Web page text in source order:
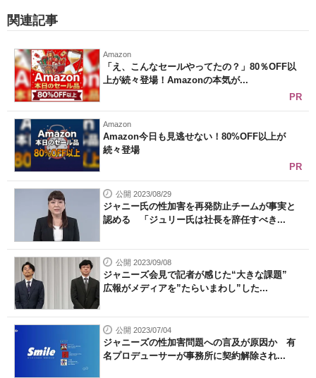
関連記事
Amazon
「え、こんなセールやってたの？」80％OFF以
上が続々登場！Amazonの本気が...
PR
Amazon
Amazon今日も見逃せない！80%OFF以上が
続々登場
PR
公開 2023/08/29
ジャニー氏の性加害を再発防止チームが事実と
認める 「ジュリー氏は社長を辞任すべき...
公開 2023/09/08
ジャニーズ会見で記者が感じた“大きな課題”
広報がメディアを”たらいまわし”した...
公開 2023/07/04
ジャニーズの性加害問題への言及が原因か 有
名プロデューサーが事務所に契約解除され...